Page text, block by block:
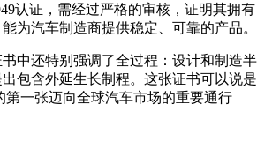
认证，需经过严格的审核，证明其拥有
为汽车制造商提供稳定、可靠的产品。
中还特别强调了全过程：设计和制造半
包含外延生长制程。这张证书可以说是
第一张迈向全球汽车市场的重要通行